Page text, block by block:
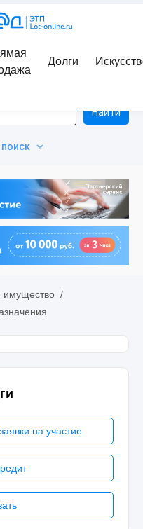
Долги
Найти
имущество /
на участие